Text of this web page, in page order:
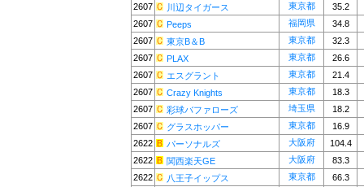
2607
川辺タイガース 東京都
35.2
2607
Peeps 福岡県
34.8
2607
東京B＆B 東京都
32.3
2607
PLAX 東京都
26.6
2607
エスグラント 東京都
21.4
2607
Crazy Knights 東京都
18.3
2607
彩球バファローズ 埼玉県
18.2
2607
グラスホッパー 東京都
16.9
2622
パーソナルズ 大阪府
104.4
2622
関西楽天GE 大阪府
83.3
2622
八王子イップス 東京都
66.3